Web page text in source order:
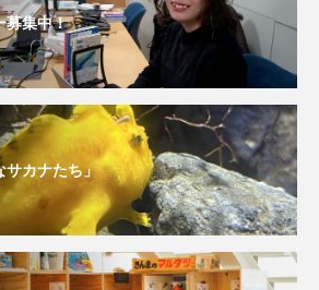
水魚 海洋 海洋環境
物 海藻
本 淀川 淡水魚
物 深海魚
渓流 湖 湿地
漫画 灯台
募集中！
サカナたち」